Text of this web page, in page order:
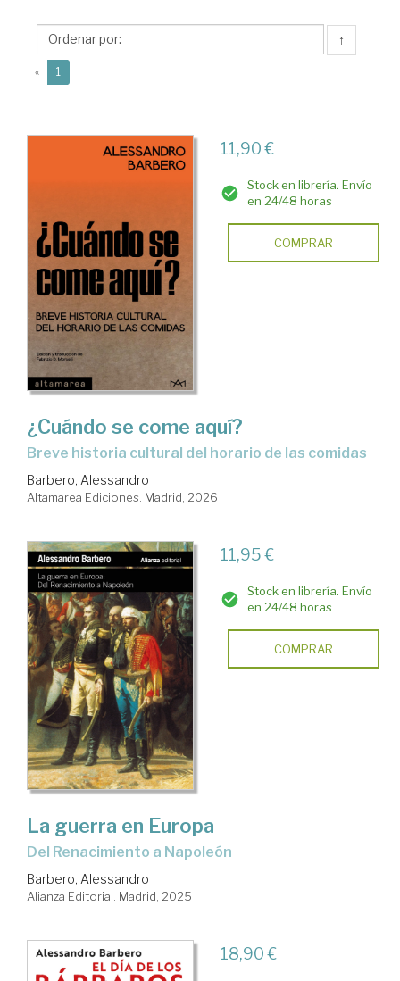
↑
« 1
11,90 €
Stock en librería. Envío
en 24/48 horas
COMPRAR
¿Cuándo se come aquí?
Breve historia cultural del horario de las comidas
Barbero, Alessandro
Altamarea Ediciones. Madrid, 2026
11,95 €
Stock en librería. Envío
en 24/48 horas
COMPRAR
La guerra en Europa
Del Renacimiento a Napoleón
Barbero, Alessandro
Alianza Editorial. Madrid, 2025
18,90 €